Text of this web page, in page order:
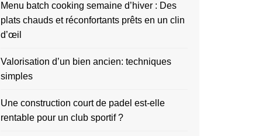
Menu batch cooking semaine d’hiver : Des
plats chauds et réconfortants prêts en un clin
d’œil
Valorisation d’un bien ancien: techniques
simples
Une construction court de padel est-elle
rentable pour un club sportif ?